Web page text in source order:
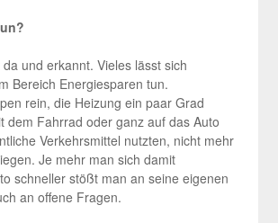
und erkannt. Vieles lässt sich
Bereich Energiesparen tun.
rein, die Heizung ein paar Grad
dem Fahrrad oder ganz auf das Auto
Verkehrsmittel nutzten, nicht mehr
Je mehr man sich damit
schneller stößt man an seine eigenen
an offene Fragen.